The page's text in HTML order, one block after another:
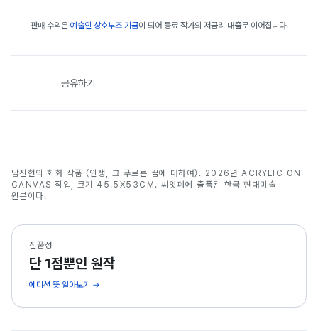
판매 수익은 예술인 상호부조 기금이 되어 동료 작가의 저금리 대출로 이어집니다.
공유하기
남진현
남진현의 회화 작품 〈인생, 그 푸르른 꿈에 대하여〉. 2026년 ACRYLIC ON
CANVAS 작업, 크기 45.5X53CM. 씨앗페에 출품된 한국 현대미술
원본이다.
진품성
단 1점뿐인 원작
에디션 뜻 알아보기 →